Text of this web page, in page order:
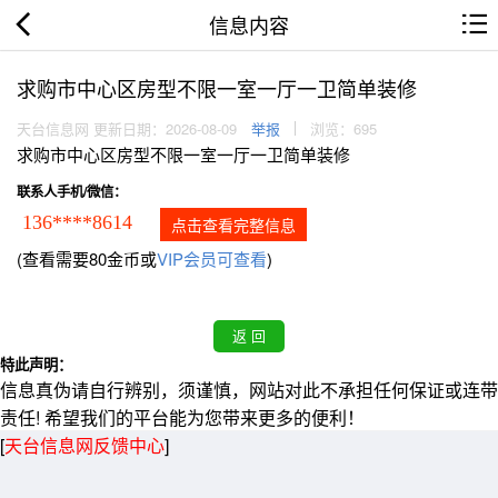
信息内容
求购市中心区房型不限一室一厅一卫简单装修
天台信息网 更新日期：2026-08-09 举报 浏览：695
求购市中心区房型不限一室一厅一卫简单装修
联系人手机/微信：
136****8614 点击查看完整信息
(查看需要80金币或VIP会员可查看)
特此声明：
信息真伪请自行辨别，须谨慎，网站对此不承担任何保证或连带
责任! 希望我们的平台能为您带来更多的便利！
[天台信息网反馈中心]